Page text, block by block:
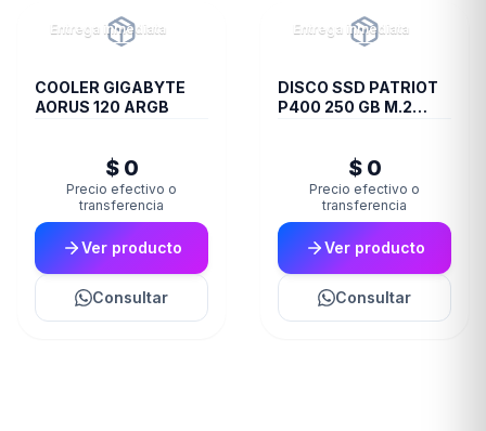
Entrega inmediata
COOLER GIGABYTE
AORUS 120 ARGB
$ 0
Precio efectivo o
transferencia
Ver producto
Consultar
Entrega inmediata
DISCO SSD PATRIOT
P400 250 GB M.2
$ 0
Precio efectivo o
transferencia
Ver producto
Consultar